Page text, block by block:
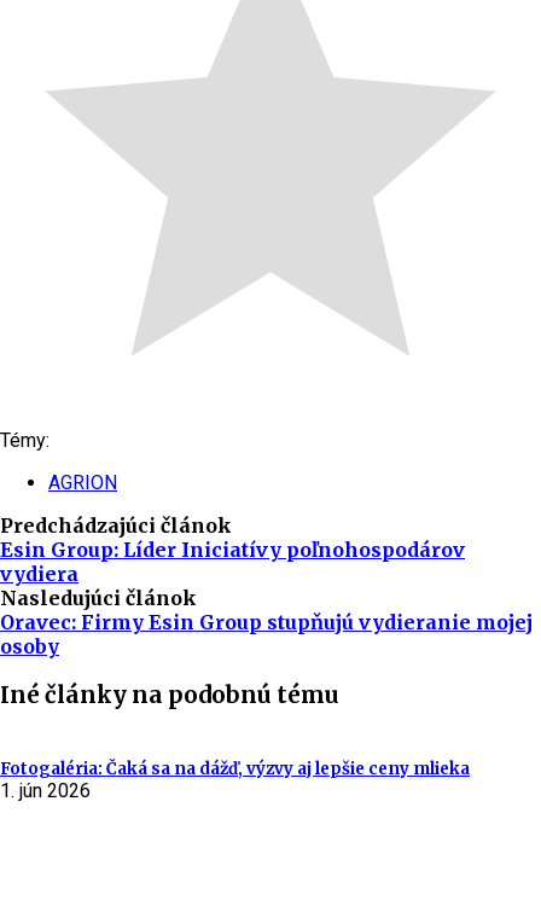
Témy:
AGRION
Predchádzajúci článok
Esin Group: Líder Iniciatívy poľnohospodárov
vydiera
Nasledujúci článok
Oravec: Firmy Esin Group stupňujú vydieranie mojej
osoby
Iné články na podobnú tému
Fotogaléria: Čaká sa na dážď, výzvy aj lepšie ceny mlieka
1. jún 2026